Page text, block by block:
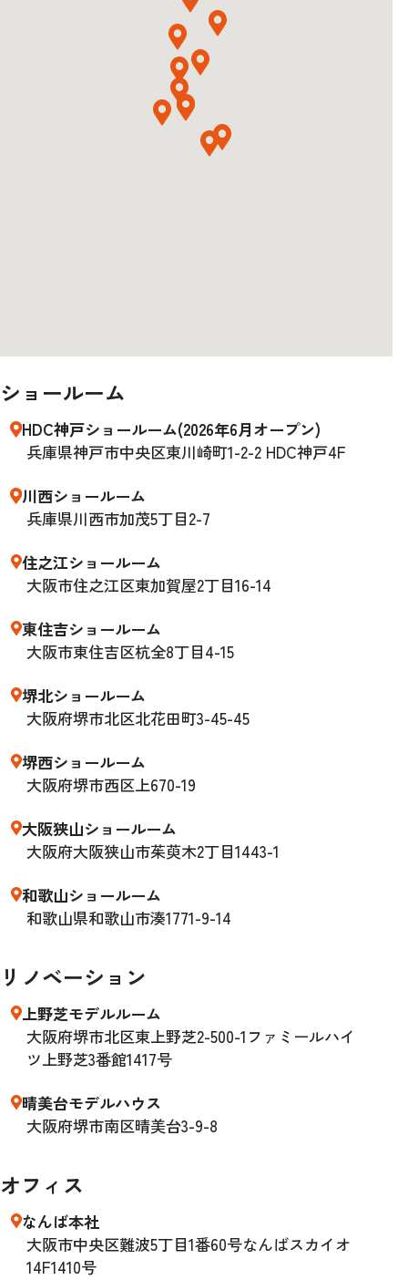
ショールーム
HDC神戸ショールーム(2026年6月オープン)
兵庫県神戸市中央区東川崎町1-2-2 HDC神戸4F
川西ショールーム
兵庫県川西市加茂5丁目2-7
住之江ショールーム
大阪市住之江区東加賀屋2丁目16-14
東住吉ショールーム
大阪市東住吉区杭全8丁目4-15
堺北ショールーム
大阪府堺市北区北花田町3-45-45
堺西ショールーム
大阪府堺市西区上670-19
大阪狭山ショールーム
大阪府大阪狭山市茱萸木2丁目1443-1
和歌山ショールーム
和歌山県和歌山市湊1771-9-14
リノベーション
上野芝モデルルーム
大阪府堺市北区東上野芝2-500-1ファミールハイ
ツ上野芝3番館1417号
晴美台モデルハウス
大阪府堺市南区晴美台3-9-8
オフィス
なんば本社
大阪市中央区難波5丁目1番60号なんばスカイオ
14F1410号